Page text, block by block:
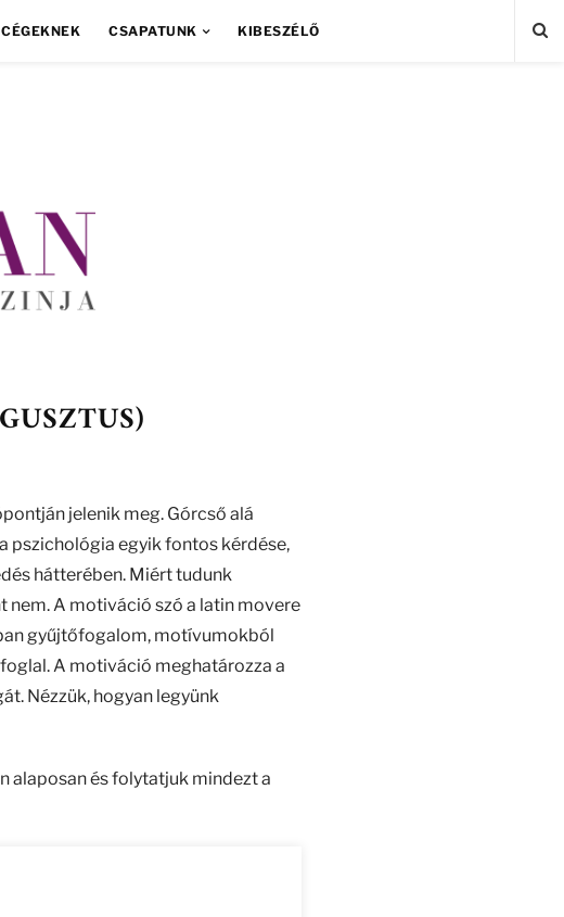
CÉGEKNEK CSAPATUNK KIBESZÉLŐ
jelenik meg. Górcső alá
pszichológia egyik fontos kérdése,
hátterében. Miért tudunk
A motiváció szó a latin movere
gyűjtőfogalom, motívumokból
A motiváció meghatározza a
Nézzük, hogyan legyünk
alaposan és folytatjuk mindezt a